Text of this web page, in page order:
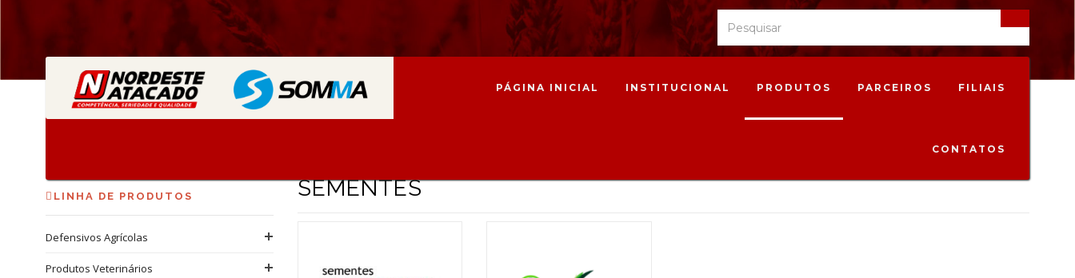
PÁGINA INICIAL INSTITUCIONAL PRODUTOS PARCEIROS FILIAIS
CONTATOS
SEMENTES
LINHA DE PRODUTOS
Defensivos Agrícolas
Produtos Veterinários